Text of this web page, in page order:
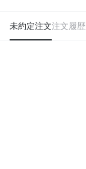
未約定注文注文履歴